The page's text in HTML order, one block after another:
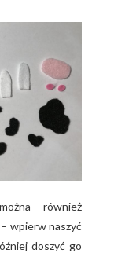
również
wpierw naszyć
doszyć go